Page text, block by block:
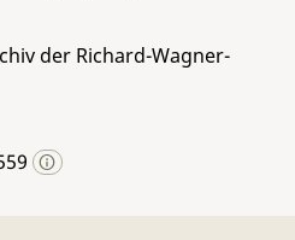
der Richard-Wagner-